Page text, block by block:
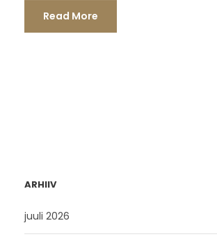
Read More
ARHIIV
juuli 2026